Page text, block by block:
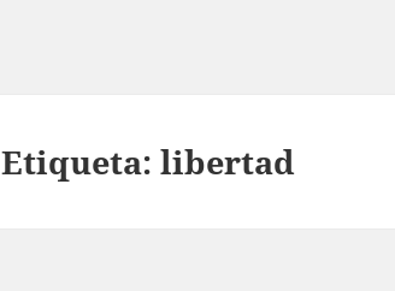
Etiqueta:libertad